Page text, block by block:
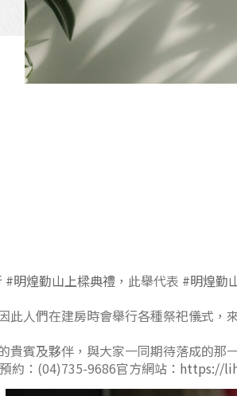
#明煌勤山上樑典禮 ，此舉代表 #明煌勤
人們在建房時會舉行各種祭祀儀式
貴賓及夥伴， 與大家一同期待落成的那
約：(04)735-9686官方網站： https://